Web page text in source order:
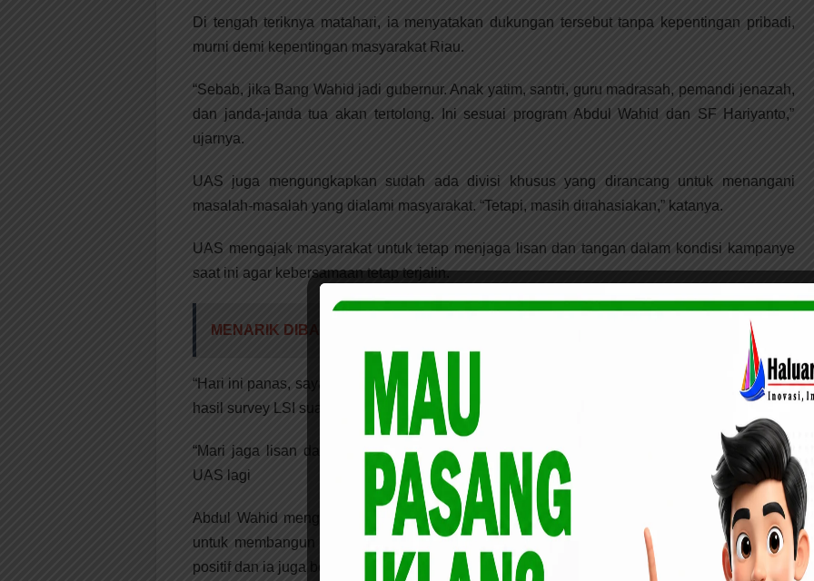
Di tengah teriknya matahari, ia menyatakan dukungan tersebut tanpa kepentingan pribadi,
murni demi kepentingan masyarakat Riau.
“Sebab, jika Bang Wahid jadi gubernur. Anak yatim, santri, guru madrasah, pemandi jenazah,
dan janda-janda tua akan tertolong. Ini sesuai program Abdul Wahid dan SF Hariyanto,”
ujarnya.
UAS juga mengungkapkan sudah ada divisi khusus yang dirancang untuk menangani
masalah-masalah yang dialami masyarakat. “Tetapi, masih dirahasiakan,” katanya.
UAS mengajak masyarakat untuk tetap menjaga lisan dan tangan dalam kondisi kampanye
saat ini agar kebersamaan tetap terjalin.
MENARIK DIBACA:
“Hari ini panas, saya menyala bapak ibu, tapi ada yang lebih panas beberapa hari ini, melihat
hasil survey LSI suara dukungan anjlok” seloroh UAS
“Mari jaga lisan dan tangan kita, agar berbeda pilihan tapi silaturrahni tetap terjalin” ucap
UAS lagi
Abdul Wahid mengungkapkan kehadirannya di desa sabak auh dan sungai apit bertujuan
untuk membangun Riau bersama. Ia juga menyatakan UAS sudah menitipkan banyak hal
positif dan ia juga berkomitmen untuk membangun jalan antara Pekanbaru dan Siak.